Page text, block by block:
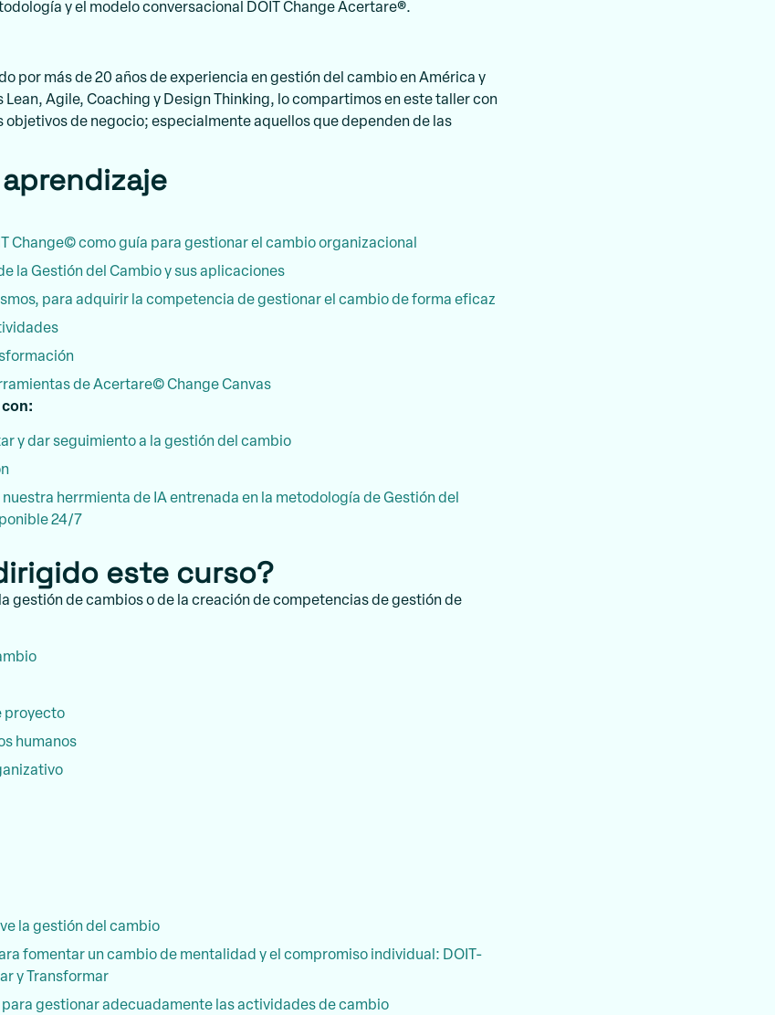
y el modelo conversacional DOIT Change Acertare®.
por más de 20 años de experiencia en gestión del cambio en América y
Agile, Coaching y Design Thinking, lo compartimos en este taller con
objetivos de negocio; especialmente aquellos que dependen de las
Change© como guía para gestionar el cambio organizacional
la Gestión del Cambio y sus aplicaciones
para adquirir la competencia de gestionar el cambio de forma eficaz
de Acertare© Change Canvas
y dar seguimiento a la gestión del cambio
nuestra herrmienta de IA entrenada en la metodología de Gestión del
24/7
este curso?
gestión de cambios o de la creación de competencias de gestión de
proyecto
humanos
la gestión del cambio
fomentar un cambio de mentalidad y el compromiso individual: DOIT-
y Transformar
gestionar adecuadamente las actividades de cambio